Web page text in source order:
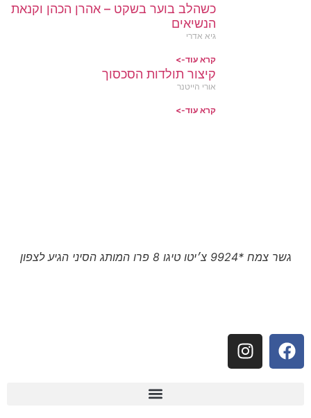
כשהלב בוער בשקט – אהרן הכהן וקנאת
הנשיאים
גיא אדרי
קרא עוד->
קיצור תולדות הסכסוך
אורי הייטנר
קרא עוד->
גשר צמח *9924 צ׳יטו טיגו 8 פרו המותג הסיני הגיע לצפון